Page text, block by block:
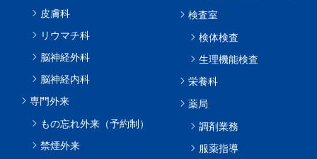
皮膚科
リウマチ科
脳神経外科
脳神経内科
専門外来
もの忘れ外来（予約制）
禁煙外来
検査室
検体検査
生理機能検査
栄養科
薬局
調剤業務
服薬指導